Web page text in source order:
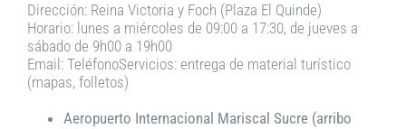
Dirección: Reina Victoria y Foch (Plaza El Quinde)
Horario: lunes a miércoles de 09:00 a 17:30, de jueves a
sábado de 9h00 a 19h00
Email: TeléfonoServicios: entrega de material turístico
(mapas, folletos)
Aeropuerto Internacional Mariscal Sucre (arribo